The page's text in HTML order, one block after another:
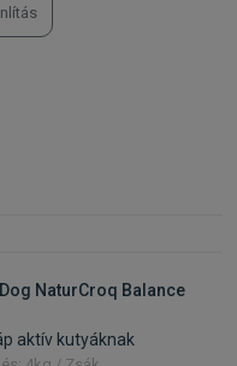
NaturCroq Balance
aktív kutyáknak